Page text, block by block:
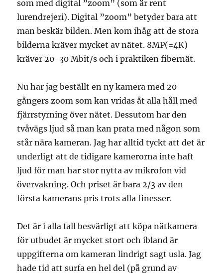
som med digital ”zoom” (som är rent
lurendrejeri). Digital ”zoom” betyder bara att
man beskär bilden. Men kom ihåg att de stora
bilderna kräver mycket av nätet. 8MP(=4K)
kräver 20-30 Mbit/s och i praktiken fibernät.
Nu har jag beställt en ny kamera med 20
gångers zoom som kan vridas åt alla håll med
fjärrstyrning över nätet. Dessutom har den
tvåvägs ljud så man kan prata med någon som
står nära kameran. Jag har alltid tyckt att det är
underligt att de tidigare kamerorna inte haft
ljud för man har stor nytta av mikrofon vid
övervakning. Och priset är bara 2/3 av den
första kamerans pris trots alla finesser.
Det är i alla fall besvärligt att köpa nätkamera
för utbudet är mycket stort och ibland är
uppgifterna om kameran lindrigt sagt usla. Jag
hade tid att surfa en hel del (på grund av